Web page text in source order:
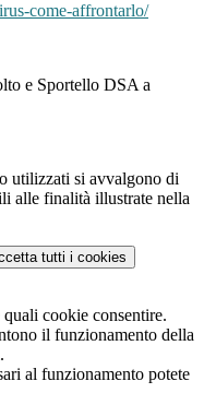
come-affrontarlo/
e Sportello DSA a
utilizzati si avvalgono di
alle finalità illustrate nella
tutti i cookies
quali cookie consentire.
il funzionamento della
al funzionamento potete